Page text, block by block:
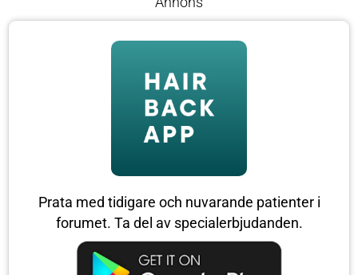
Prata med tidigare och nuvarande patienter i
forumet. Ta del av specialerbjudanden.